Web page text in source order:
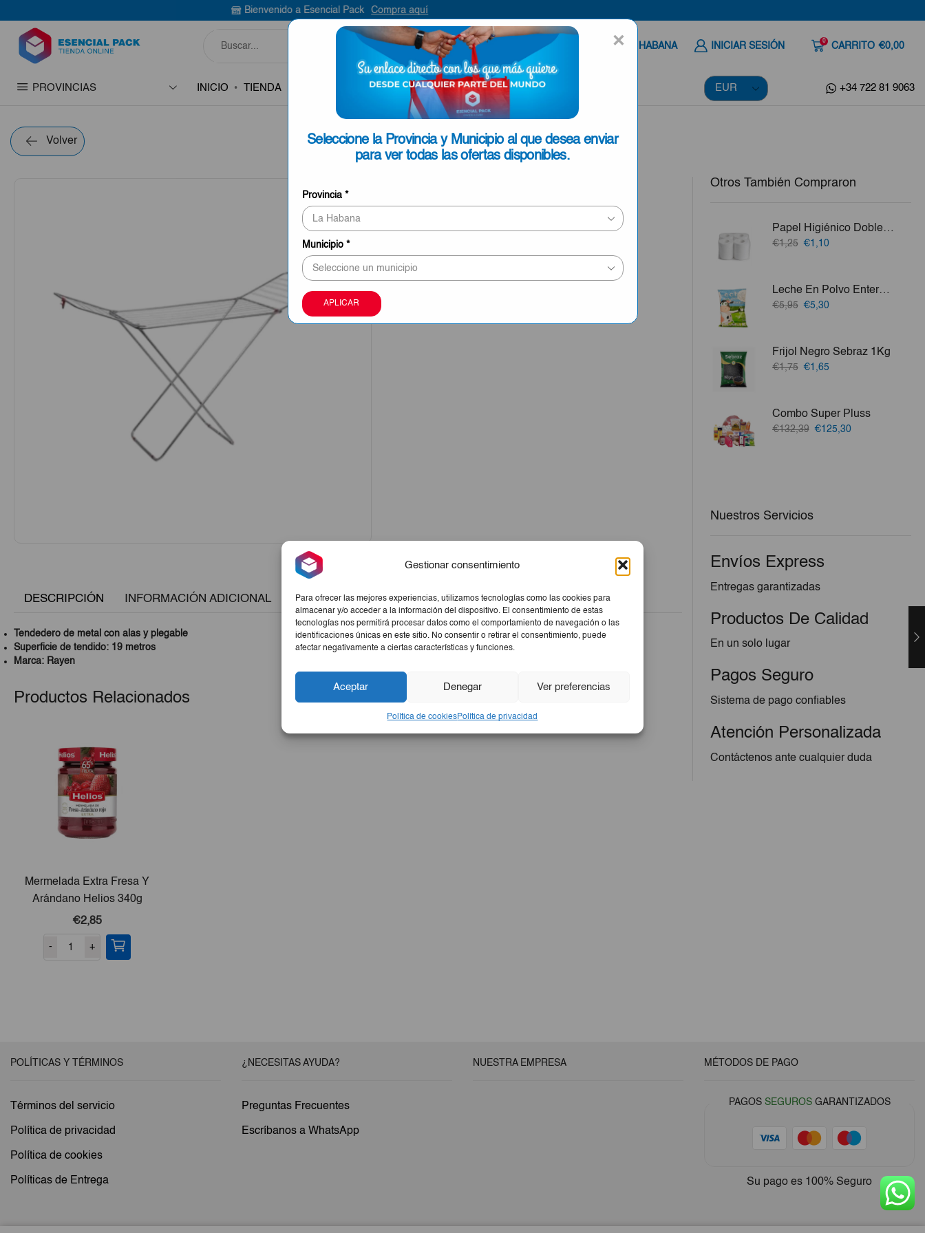
Gestionar consentimiento
Para ofrecer las mejores experiencias, utilizamos tecnologías como las cookies para
almacenar y/o acceder a la información del dispositivo. El consentimiento de estas
tecnologías nos permitirá procesar datos como el comportamiento de navegación o las
identificaciones únicas en este sitio. No consentir o retirar el consentimiento, puede
afectar negativamente a ciertas características y funciones.
Aceptar Denegar Ver preferencias
Política de cookiesPolítica de privacidad
×
Seleccione la Provincia y Municipio al que desea enviar
para ver todas las ofertas disponibles.
Provincia *
Municipio *
APLICAR
Bienvenido a Esencial Pack Compra aquí
SEARCH
INPUT
ENVIAR A LA HABANA INICIAR SESIÓN 0 CARRITO €0,00
PROVINCIAS INICIO TIENDA +34 722 81 9063
Volver
€19,90
15 personas revisando este producto ahora
Este producto puede ser entregado en Ciego de Ávila,
Camagüey y Las Tunas
DESCRIPCIÓN INFORMACIÓN ADICIONAL
Tendedero de metal con alas y plegable
Superficie de tendido: 19 metros
Marca: Rayen
Productos Relacionados
Mermelada Extra Fresa Y
Arándano Helios 340g
€2,85
- +
Otros También Compraron
Papel Higiénico Doble Capa Columba 4 Rollos
€1,25 El
€1,25.
€1,10El
€1,10.
Leche En Polvo Entera Mumilk 1kg
€5,95 El
€5,95.
€5,30El
€5,30.
Frijol Negro Sebraz 1Kg
€1,75 El
€1,75.
€1,65El
€1,65.
Combo Super Pluss
€132,39 El
€125,30El
Nuestros Servicios
Envíos Express
Entregas garantizadas
Productos De Calidad
En un solo lugar
Pagos Seguro
Sistema de pago confiables
Atención Personalizada
Contáctenos ante cualquier duda
POLÍTICAS Y TÉRMINOS
Términos del servicio
Política de privacidad
Política de cookies
Políticas de Entrega
¿NECESITAS AYUDA?
Preguntas Frecuentes
Escríbanos a WhatsApp
NUESTRA EMPRESA MÉTODOS DE PAGO
PAGOS SEGUROSGARANTIZADOS
Su pago es 100% Seguro